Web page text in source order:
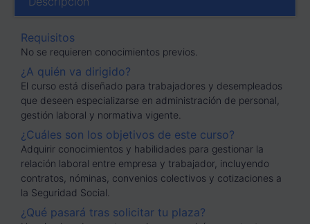
Requisitos
No se requieren conocimientos previos.
¿A quién va dirigido?
El curso está diseñado para trabajadores y desempleados
que deseen especializarse en administración de personal,
gestión laboral y normativa vigente.
¿Cuáles son los objetivos de este curso?
Adquirir conocimientos y habilidades para gestionar la
relación laboral entre empresa y trabajador, incluyendo
contratos, nóminas, convenios colectivos y cotizaciones a
la Seguridad Social.
¿Qué pasará tras solicitar tu plaza?